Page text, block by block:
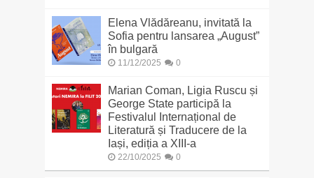
Elena Vlădăreanu, invitată la
Sofia pentru lansarea „August”
în bulgară
11/12/2025 0
Marian Coman, Ligia Ruscu și
George State participă la
Festivalul Internațional de
Literatură și Traducere de la
Iași, ediția a XIII-a
22/10/2025 0